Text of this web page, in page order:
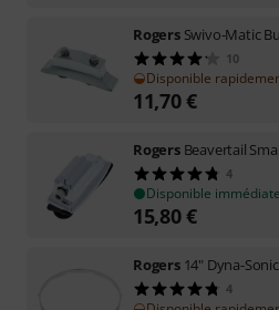
Rogers Swivo-Matic
10
Disponible
11,70€
Rogers Beavertail
4
Disponible
15,80€
Rogers 14" Dyna-
4